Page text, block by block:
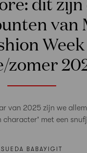
van
Week
zomer
van 2025 zijn we
met een
SUEDA BABAYIGIT